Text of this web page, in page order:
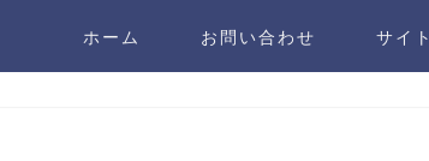
ホーム お問い合わせ サイ